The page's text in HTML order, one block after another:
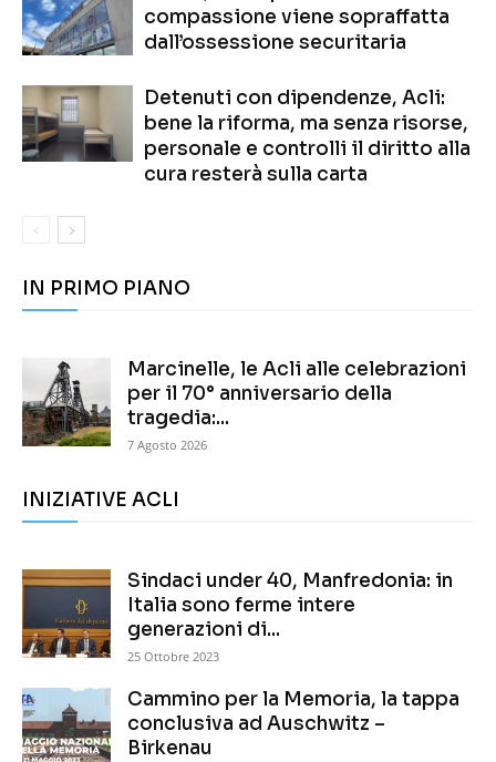
compassione viene sopraffatta
dall’ossessione securitaria
Detenuti con dipendenze, Acli:
bene la riforma, ma senza risorse,
personale e controlli il diritto alla
cura resterà sulla carta
IN PRIMO PIANO
Marcinelle, le Acli alle celebrazioni
per il 70° anniversario della
tragedia:...
7 Agosto 2026
INIZIATIVE ACLI
Sindaci under 40, Manfredonia: in
Italia sono ferme intere
generazioni di...
25 Ottobre 2023
Cammino per la Memoria, la tappa
conclusiva ad Auschwitz –
Birkenau